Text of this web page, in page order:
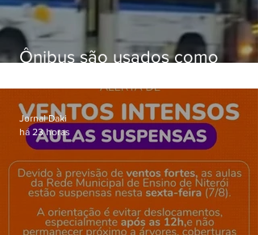
Ônibus são usados como
Gardênia Azul
Jornal Daki
há 23 horas